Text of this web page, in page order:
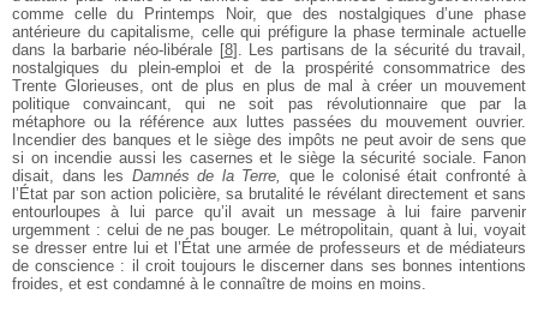
comme celle du Printemps Noir, que des nostalgiques d’une phase
antérieure du capitalisme, celle qui préfigure la phase terminale actuelle
dans la barbarie néo-libérale[8] . Les partisans de la sécurité du travail,
nostalgiques du plein-emploi et de la prospérité consommatrice des
Trente Glorieuses, ont de plus en plus de mal à créer un mouvement
politique convaincant, qui ne soit pas révolutionnaire que par la
métaphore ou la référence aux luttes passées du mouvement ouvrier.
Incendier des banques et le siège des impôts ne peut avoir de sens que
si on incendie aussi les casernes et le siège la sécurité sociale. Fanon
disait, dans les Damnés de la Terre,
que le colonisé était confronté à
l’État par son action policière, sa brutalité le révélant directement et sans
entourloupes à lui parce qu’il avait un message à lui faire parvenir
urgemment : celui de ne pas bouger. Le métropolitain, quant à lui, voyait
se dresser entre lui et l’État une armée de professeurs et de médiateurs
de conscience : il croit toujours le discerner dans ses bonnes intentions
froides, et est condamné à le connaître de moins en moins.